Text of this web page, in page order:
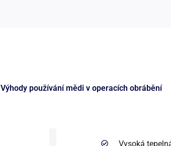
Výhody používání mědi v operacích obrábění
Vysoká